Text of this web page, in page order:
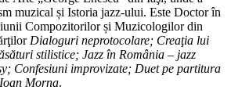
muzical și Istoria jazz-ului. Este Doctor în
Compozitorilor și Muzicologilor din
Dialoguri neprotocolare; Creaţia lui
stilistice; Jazz în România – jazz
Confesiuni improvizate; Duet pe partitura
Morna.